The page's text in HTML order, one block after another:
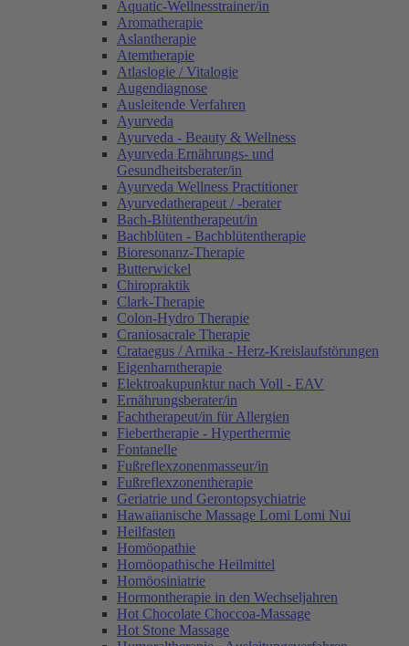
Aquatic-Wellnesstrainer/in
Aromatherapie
Aslantherapie
Atemtherapie
Atlaslogie / Vitalogie
Augendiagnose
Ausleitende Verfahren
Ayurveda
Ayurveda - Beauty & Wellness
Ayurveda Ernährungs- und
Gesundheitsberater/in
Ayurveda Wellness Practitioner
Ayurvedatherapeut / -berater
Bach-Blütentherapeut/in
Bachblüten - Bachblütentherapie
Bioresonanz-Therapie
Butterwickel
Chiropraktik
Clark-Therapie
Colon-Hydro Therapie
Craniosacrale Therapie
Crataegus / Arnika - Herz-Kreislaufstörungen
Eigenharntherapie
Elektroakupunktur nach Voll - EAV
Ernährungsberater/in
Fachtherapeut/in für Allergien
Fiebertherapie - Hyperthermie
Fontanelle
Fußreflexzonenmasseur/in
Fußreflexzonentherapie
Geriatrie und Gerontopsychiatrie
Hawaiianische Massage Lomi Lomi Nui
Heilfasten
Homöopathie
Homöopathische Heilmittel
Homöosiniatrie
Hormontherapie in den Wechseljahren
Hot Chocolate Choccoa-Massage
Hot Stone Massage